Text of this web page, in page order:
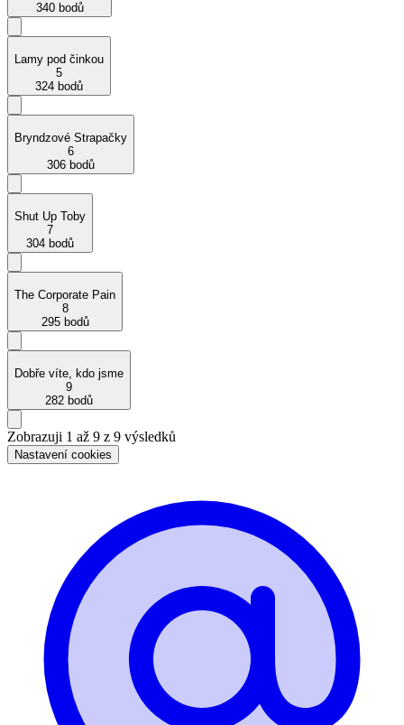
340 bodů
Lamy pod činkou
5
324 bodů
Bryndzové Strapačky
6
306 bodů
Shut Up Toby
7
304 bodů
The Corporate Pain
8
295 bodů
Dobře víte, kdo jsme
9
282 bodů
Zobrazuji 1 až 9 z 9 výsledků
Nastavení cookies